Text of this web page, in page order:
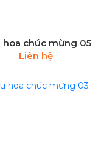
hoa chúc mừng 05
Liên hệ